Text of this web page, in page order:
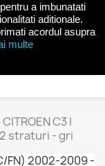
shopping_cart

C3 I
straturi - gri
a imbunatati
aditionale.
acordul asupra
multe